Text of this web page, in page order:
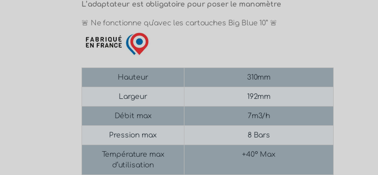
L’adaptateur est obligatoire pour poser le manomètre
🚨 Ne fonctionne qu’avec les cartouches Big Blue 10” 🚨
Hauteur 310mm
Largeur 192mm
Débit max 7m3/h
Pression max 8 Bars
Température max
d’utilisation
+40° Max